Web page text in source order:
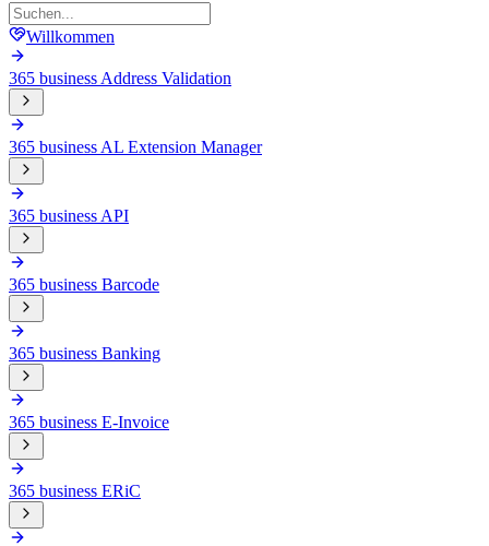
Willkommen
365 business Address Validation
365 business AL Extension Manager
365 business API
365 business Barcode
365 business Banking
365 business E-Invoice
365 business ERiC